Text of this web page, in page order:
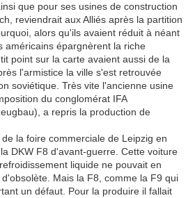
que pour ses usines de construction
reviendrait aux Alliés après la partition
alors qu'ils avaient réduit à néant
américains épargnèrent la riche
point sur la carte avaient aussi de la
l'armistice la ville s'est retrouvée
soviétique. Très vite l'ancienne usine
du conglomérat IFA
a repris la production de
la foire commerciale de Leipzig en
DKW F8 d'avant-guerre. Cette voiture
liquide ne pouvait en
Mais la F8, comme la F9 qui
un défaut. Pour la produire il fallait